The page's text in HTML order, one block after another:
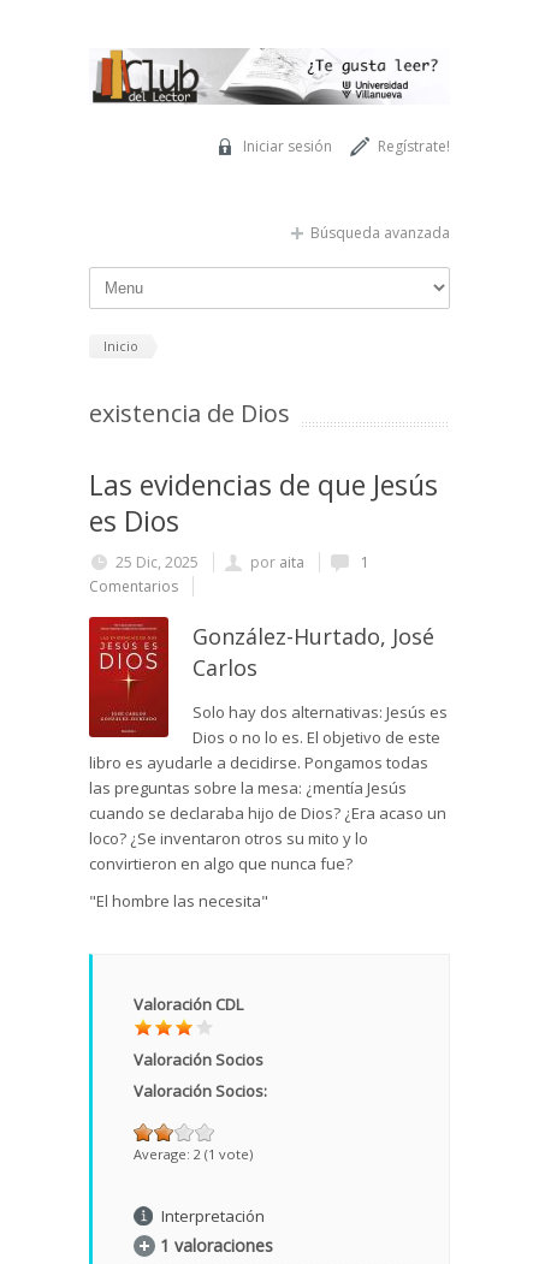
Regístrate!
Iniciar sesión
Búsqueda avanzada
Inicio
existencia de Dios
Las evidencias de que Jesús
es Dios
25 Dic, 2025 por aita
1
Comentarios
González-Hurtado, José
Carlos
Solo hay dos alternativas: Jesús es
Dios o no lo es. El objetivo de este
libro es ayudarle a decidirse. Pongamos todas
las preguntas sobre la mesa: ¿mentía Jesús
cuando se declaraba hijo de Dios? ¿Era acaso un
loco? ¿Se inventaron otros su mito y lo
convirtieron en algo que nunca fue?
"El hombre las necesita"
Valoración CDL
Valoración Socios
Valoración Socios:
Average: 2 (1 vote)
Interpretación
1 valoraciones